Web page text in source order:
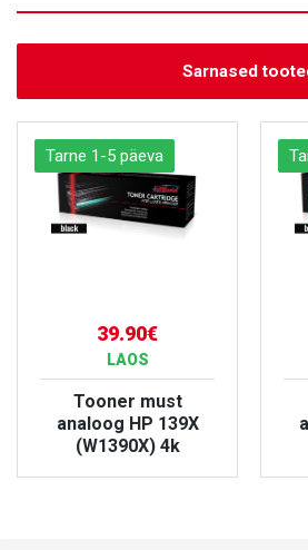
Sarnased
Tarne 1-5 päeva
39.90€
LAOS
Tooner must
analoog HP 139X
(W1390X) 4k